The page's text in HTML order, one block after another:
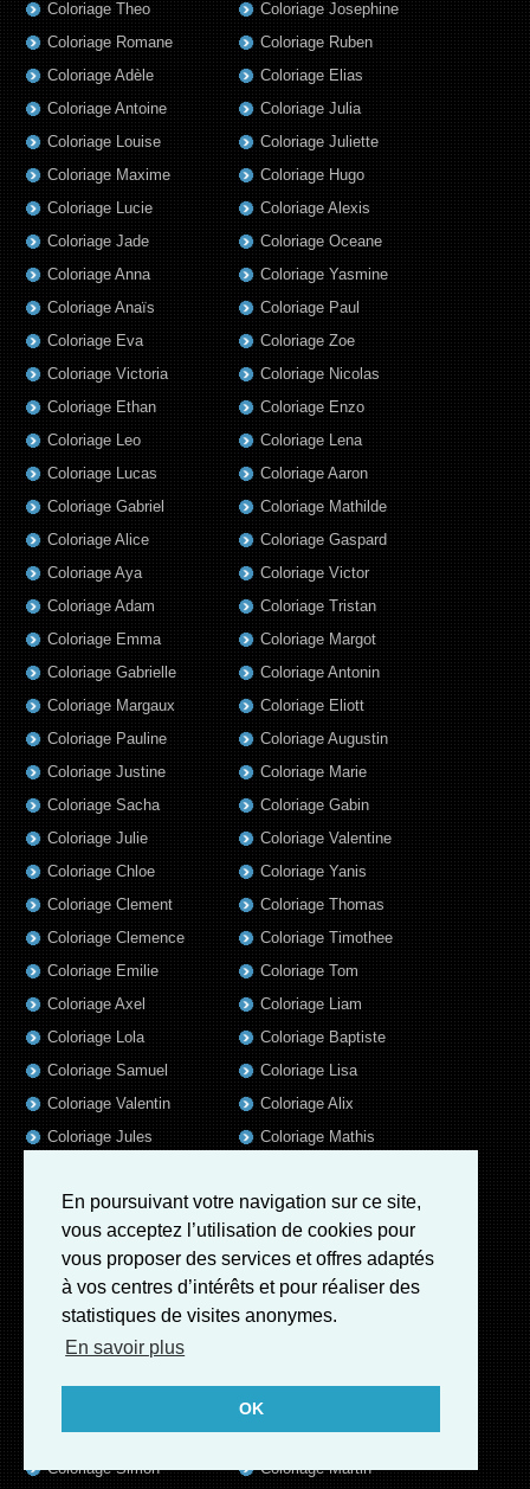
En poursuivant votre navigation sur ce site,
vous acceptez l’utilisation de cookies pour
vous proposer des services et offres adaptés
à vos centres d’intérêts et pour réaliser des
statistiques de visites anonymes.
En savoir plus
OK
Coloriage Theo
Coloriage Romane
Coloriage Adèle
Coloriage Antoine
Coloriage Louise
Coloriage Maxime
Coloriage Lucie
Coloriage Jade
Coloriage Anna
Coloriage Anaïs
Coloriage Eva
Coloriage Victoria
Coloriage Ethan
Coloriage Leo
Coloriage Lucas
Coloriage Gabriel
Coloriage Alice
Coloriage Aya
Coloriage Adam
Coloriage Emma
Coloriage Gabrielle
Coloriage Josephine
Coloriage Ruben
Coloriage Elias
Coloriage Julia
Coloriage Juliette
Coloriage Hugo
Coloriage Alexis
Coloriage Oceane
Coloriage Yasmine
Coloriage Paul
Coloriage Zoe
Coloriage Nicolas
Coloriage Enzo
Coloriage Lena
Coloriage Aaron
Coloriage Mathilde
Coloriage Gaspard
Coloriage Victor
Coloriage Tristan
Coloriage Margot
Coloriage Antonin
Coloriage Margaux
Coloriage Pauline
Coloriage Justine
Coloriage Sacha
Coloriage Julie
Coloriage Chloe
Coloriage Clement
Coloriage Clemence
Coloriage Emilie
Coloriage Axel
Coloriage Lola
Coloriage Samuel
Coloriage Valentin
Coloriage Jules
Coloriage Elsa
Coloriage Mila
Coloriage Garance
Coloriage Eleonore
Coloriage Ava
Coloriage Simon
Coloriage Eliott
Coloriage Augustin
Coloriage Marie
Coloriage Gabin
Coloriage Valentine
Coloriage Yanis
Coloriage Thomas
Coloriage Timothee
Coloriage Tom
Coloriage Liam
Coloriage Baptiste
Coloriage Lisa
Coloriage Alix
Coloriage Mathis
Coloriage Luna
Coloriage Rose
Coloriage Jeanne
Coloriage Guillaume
Coloriage Matteo
Coloriage Ulysse
Coloriage Martin